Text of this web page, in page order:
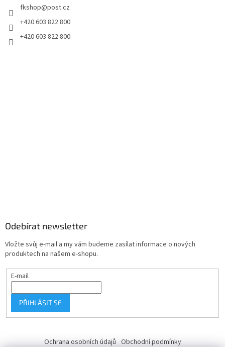
fkshop@post.cz
+420 603 822 800
+420 603 822 800
Odebírat newsletter
Vložte svůj e-mail a my vám budeme zasílat informace o nových
produktech na našem e-shopu.
E-mail
PŘIHLÁSIT SE
Ochrana osobních údajů Obchodní podmínky